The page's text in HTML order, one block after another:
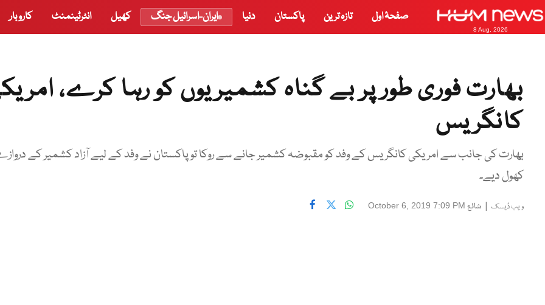
8 Aug, 2026
صفحۂ اول تازہ ترین پاکستان دنیا ایران-اسرائیل جنگ کھیل انٹرٹینمنٹ کاروبار
بھارت فوری طور پر بے گناہ کشمیریوں کو رہا کرے،
کانگریس
بھارت کی جانب سے امریکی کانگریس کے وفد کو مقبوضہ کشمیر جانے سے روکا تو پاکستان نے وفد کے لیے آزاد کشمیر کے
کھول دیے۔
ویب ڈیسک | شائع October 6, 2019 7:09 PM